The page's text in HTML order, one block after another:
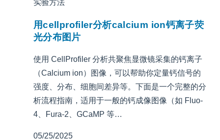
实验方法
用cellprofiler分析calcium ion钙离子荧
光分布图片
使用 CellProfiler 分析共聚焦显微镜采集的钙离子
（Calcium ion）图像，可以帮助你定量钙信号的
强度、分布、细胞间差异等。下面是一个完整的分
析流程指南，适用于一般的钙成像图像（如 Fluo-
4、Fura-2、GCaMP 等…
05/25/2025